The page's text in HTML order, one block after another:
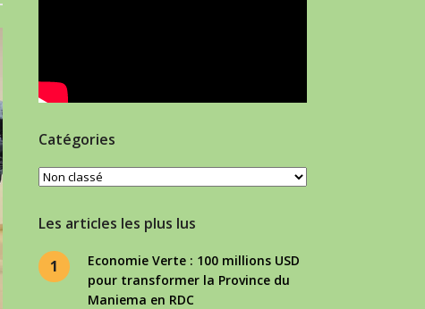
Catégories
Catégories
Les articles les plus lus
1
Economie Verte : 100 millions USD
pour transformer la Province du
Maniema en RDC